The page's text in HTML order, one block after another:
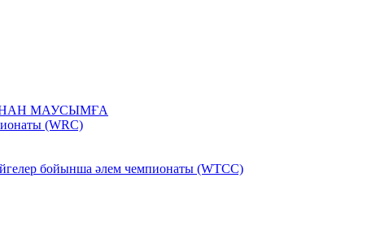
МАУСЫМҒА
(WRC)
бойынша әлем чемпионаты (WTCC)